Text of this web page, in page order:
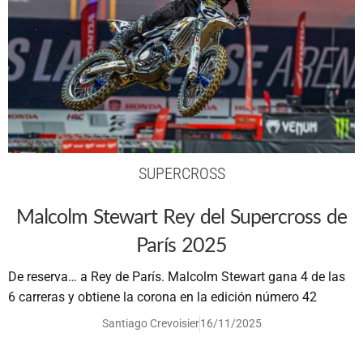
SUPERCROSS
Malcolm Stewart Rey del Supercross de
París 2025
De reserva… a Rey de París. Malcolm Stewart gana 4 de las
6 carreras y obtiene la corona en la edición número 42
Santiago Crevoisier16/11/2025